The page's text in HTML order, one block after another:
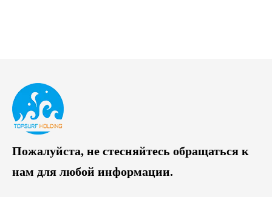
Пожалуйста, не стесняйтесь обращаться к
нам для любой информации.